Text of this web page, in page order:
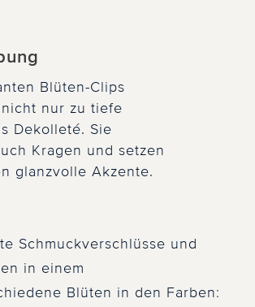
Blüten-Clips
nur zu tiefe
Dekolleté. Sie
Kragen und setzen
glanzvolle Akzente.
Schmuckverschlüsse und
in einem
Blüten in den Farben: